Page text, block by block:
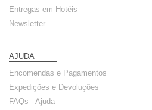
Entregas em Hotéis
Newsletter
AJUDA
Encomendas e Pagamentos
Expedições e Devoluções
FAQs - Ajuda